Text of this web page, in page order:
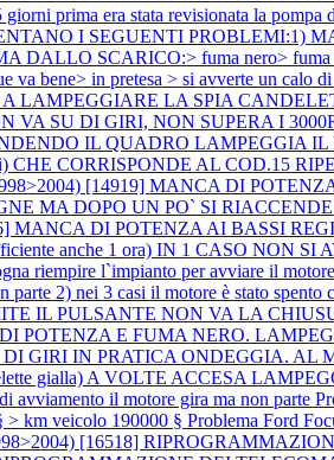
prima era stata revisionata la pompa
I SEGUENTI PROBLEMI:1)
DALLO SCARICO:> fuma nero>
bene> in pretesa > si avverte un calo
LAMPEGGIARE LA SPIA
VA SU DI GIRI, NON SUPERA I
IL QUADRO LAMPEGGIA IL
CORRISPONDE AL COD.15
[14919] MANCA DI
MA DOPO UN PO` SI
MANCA DI POTENZA AI BASSI
anche 1 ora) IN 1 CASO NON SI
riempire l`impianto per avviare il motore
2) nei 3 casi il motore è stato spento
IL PULSANTE NON VA LA
POTENZA E FUMA NERO.
GIRI IN PRATICA ONDEGGIA. AL
gialla) A VOLTE ACCESA
avviamento il motore gira ma non parte
> km veicolo 190000 § Problema Ford
[16518]